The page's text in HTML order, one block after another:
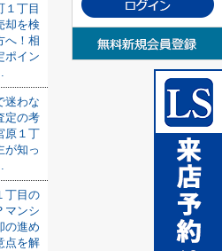
１丁目
却を検
へ！相
ポイン
迷わな
定の考
原１丁
が知っ
丁目の
マンシ
の進め
点を解